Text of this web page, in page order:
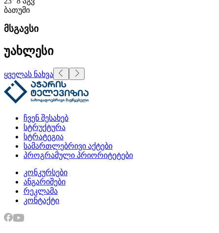
ბათუმი
მსგავსი
უახლესი
ყველას ნახვა
ჩვენ შესახებ
სტრუქტურა
სტრატეგია
სამართლებრივი აქტები
პროგრამული პრიორიტეტები
კონკურსები
ანგარიშები
რეკლამა
კონტაქტი